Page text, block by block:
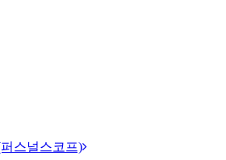
스널스코프)